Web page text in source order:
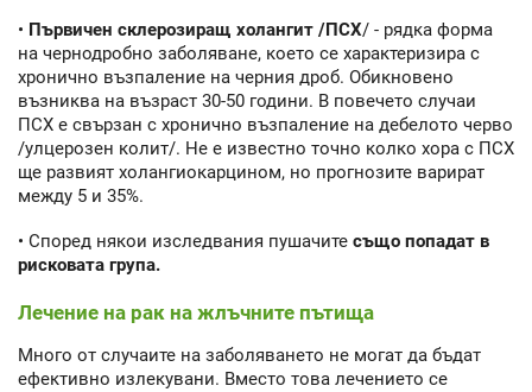
• Първичен склерозиращ холангит /ПСХ/ - рядка форма
на чернодробно заболяване, което се характеризира с
хронично възпаление на черния дроб. Обикновено
възниква на възраст 30-50 години. В повечето случаи
ПСХ е свързан с хронично възпаление на дебелото черво
/улцерозен колит/. Не е известно точно колко хора с ПСХ
ще развият холангиокарцином, но прогнозите варират
между 5 и 35%.
• Според някои изследвания пушачите също попадат в
рисковата група.
Лечение на рак на жлъчните пътища
Много от случаите на заболяването не могат да бъдат
ефективно излекувани. Вместо това лечението се